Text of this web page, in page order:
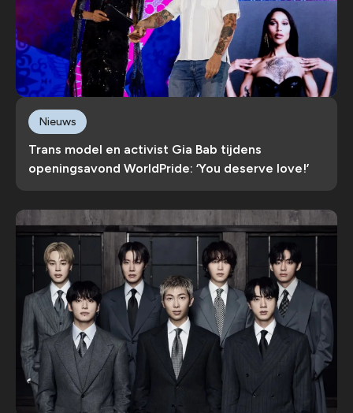
Trans model en activist Gia Bab tijdens
openingsavond WorldPride: ‘You deserve love!’
Nieuws